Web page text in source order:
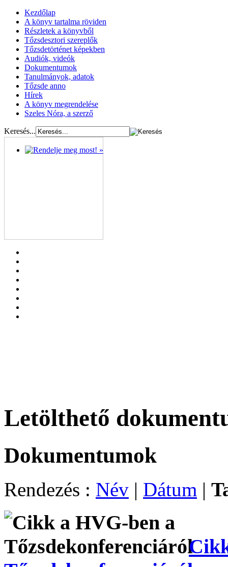
Kezdőlap
A könyv tartalma röviden
Részletek a könyvből
Tőzsdesztori szereplők
Tőzsdetörténet képekben
Audiók, videók
Dokumentumok
Tanulmányok, adatok
Tőzsde anno
Hírek
A könyv megrendelése
Szeles Nóra, a szerző
Keresés...
Letölthető
Dokumentumok
Rendezés : Név | Dátum |